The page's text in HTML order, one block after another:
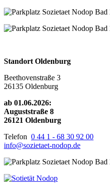
Standort Oldenburg
Beethovenstraße 3
26135 Oldenburg
ab 01.06.2026:
Auguststraße 8
26121 Oldenburg
Telefon 0 44 1 - 68 30 92 00
info@sozietaet-nodop.de